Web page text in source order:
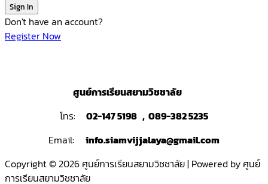
Sign In
Don't have an account?
Register Now
ศูนย์การเรียนสยามวิชชาลัย
โทร:
02-147 5198 , 089-382 5235
Email:
info.siamvijjalaya@gmail.com
Copyright © 2026 ศูนย์การเรียนสยามวิชชาลัย | Powered by ศูนย์
การเรียนสยามวิชชาลัย